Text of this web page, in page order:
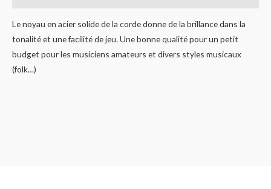
Le noyau en acier solide de la corde donne de la brillance dans la
tonalité et une facilité de jeu. Une bonne qualité pour un petit
budget pour les musiciens amateurs et divers styles musicaux
(folk…)